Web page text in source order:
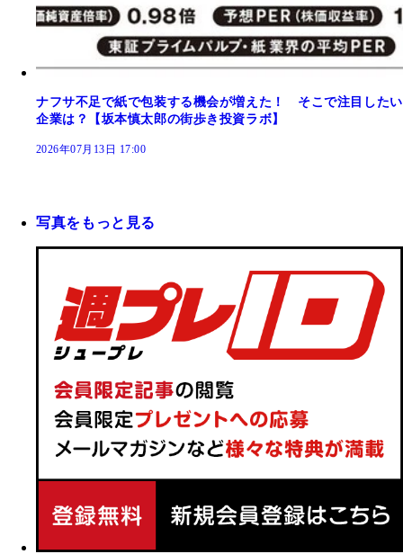
ナフサ不足で紙で包装する機会が増えた！ そこで注目したい
企業は？【坂本慎太郎の街歩き投資ラボ】
2026年07月13日 17:00
写真をもっと見る